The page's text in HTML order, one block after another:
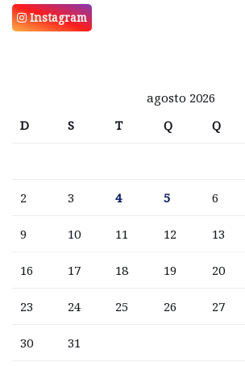
Instagram
agosto 2026
D
S T Q Q
2 3 4 5 6
9 10 11 12 13
16 17 18 19 20
23 24 25 26 27
30 31